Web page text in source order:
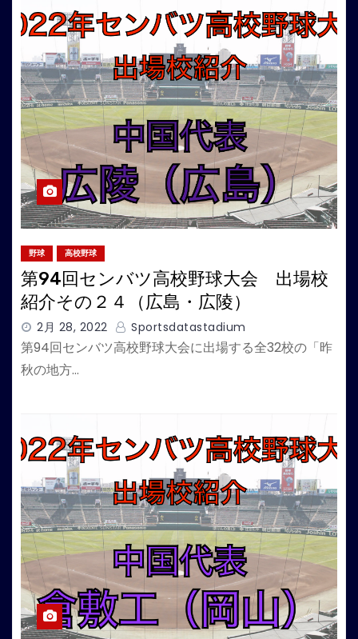
野球 高校野球
第94回センバツ高校野球大会 出場校
紹介その２４（広島・広陵）
2月 28, 2022 Sportsdatastadium
第94回センバツ高校野球大会に出場する全32校の「昨
秋の地方…